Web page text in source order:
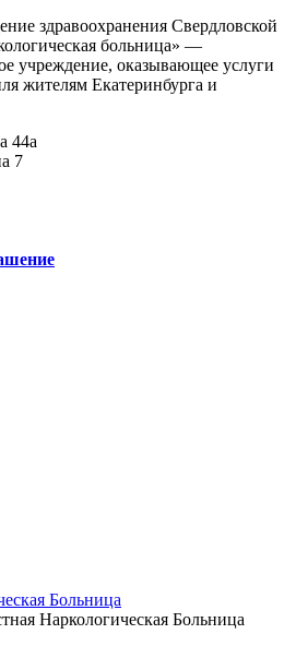
здравоохранения Свердловской
больница» —
учреждение, оказывающее услуги
жителям Екатеринбурга и
44а
7
Наркологическая Больница